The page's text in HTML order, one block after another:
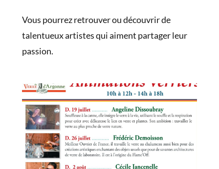
Vous pourrez retrouver ou découvrir de
talentueux artistes qui aiment partager leur
passion.